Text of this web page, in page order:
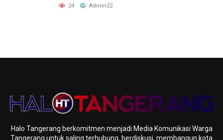
Tas, Titip Jual, dan Gadai
24 Admin22
Halo Tangerang berkomitmen menjadi Media Komunikasi Warga
Tangerang untuk saling terhubung, berdiskusi, membangun kota